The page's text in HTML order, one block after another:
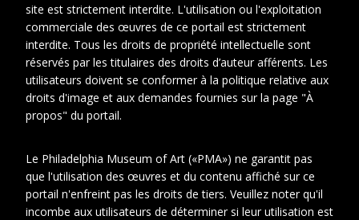
1 2
extremes
Description
physique
%!s(<nil>) %!s(<nil>)
site est strictement interdite. L'utilisation ou l'exploitation
commerciale des œuvres de ce portail est strictement
interdite. Tous les droits de propriété intellectuelle sont
réservés par les titulaires des droits d’auteur afférents. Les
utilisateurs doivent se conformer à la politique relative aux
droits d'image et aux demandes fournies sur la page "À
propos" du portail.
Le Philadelphia Museum of Art («PMA») ne garantit pas
que l'utilisation des œuvres et du contenu affiché sur ce
portail n'enfreint pas les droits de tiers. Veuillez noter qu'il
incombe aux utilisateurs de déterminer si leur utilisation est